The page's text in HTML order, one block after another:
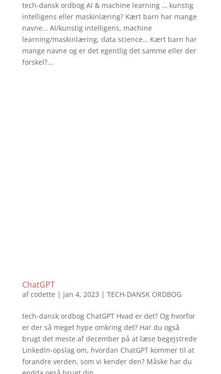
tech-dansk ordbog AI & machine learning … kunstig
intelligens eller maskinlæring? Kært barn har mange
navne… AI/kunstig intelligens, machine
learning/maskinlæring, data science… Kært barn har
mange navne og er det egentlig det samme eller der
forskel?...
ChatGPT
afcodette | jan 4, 2023 | TECH-DANSK ORDBOG
tech-dansk ordbog ChatGPT Hvad er det? Og hvorfor
er der så meget hype omkring det? Har du også
brugt det meste af december på at læse begejstrede
LinkedIn-opslag om, hvordan ChatGPT kommer til at
forandre verden, som vi kender den? Måske har du